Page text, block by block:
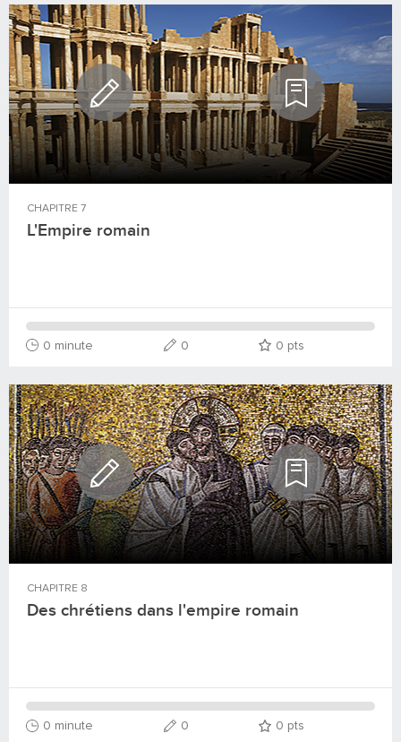
CHAPITRE 7
L'Empire romain
0 minute 0 0 pts
CHAPITRE 8
Des chrétiens dans l'empire romain
0 minute 0 0 pts